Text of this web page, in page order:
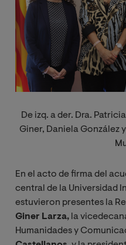
De izq. a der. Dra.
Giner, Daniela González
En el acto de firma del
central de la Universidad
estuvieron presentes la
Giner Larza, la
Humanidades y